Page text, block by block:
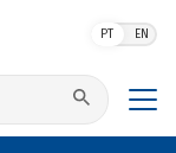
PT EN